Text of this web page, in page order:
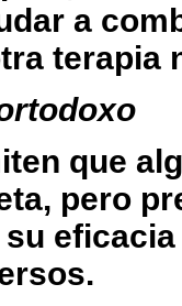
a
terapia
que
pero